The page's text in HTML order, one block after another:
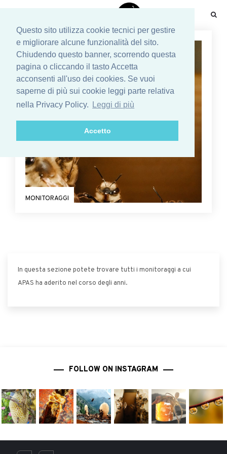
Questo sito utilizza cookie tecnici per gestire
e migliorare alcune funzionalità del sito.
Chiudendo questo banner, scorrendo questa
pagina o cliccando il tasto Accetta
acconsenti all'uso dei cookies. Se vuoi
saperne di più sui cookie leggi parte relativa
nella Privacy Policy.
Leggi di più
Accetto
MONITORAGGI
In questa sezione potete trovare tutti i monitoraggi a cui
APAS ha aderito nel corso degli anni.
FOLLOW ON INSTAGRAM